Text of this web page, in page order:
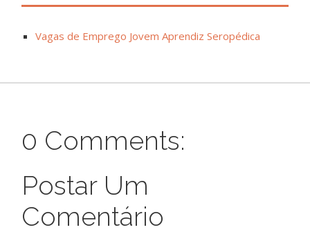
Vagas de Emprego Jovem Aprendiz Seropédica
0 Comments:
Postar Um
Comentário